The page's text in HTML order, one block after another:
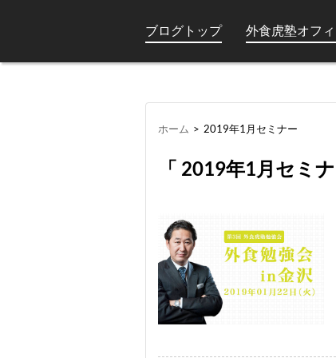
ブログトップ 外食虎塾オフ
ホーム > 2019年1月セミナー
「 2019年1月セミ